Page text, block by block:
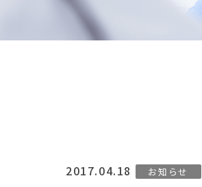
2017.04.18 お知らせ